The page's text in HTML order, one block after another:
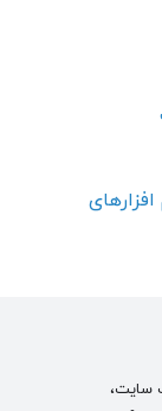
افزارهای
سایت،